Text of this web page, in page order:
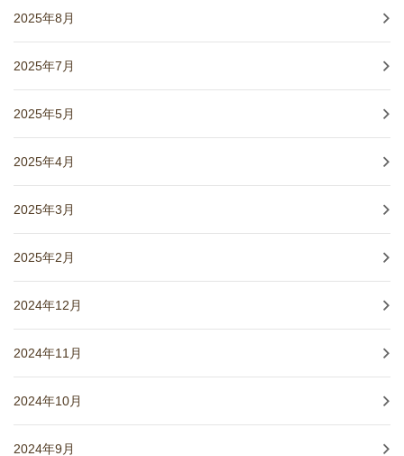
2025年8月
2025年7月
2025年5月
2025年4月
2025年3月
2025年2月
2024年12月
2024年11月
2024年10月
2024年9月